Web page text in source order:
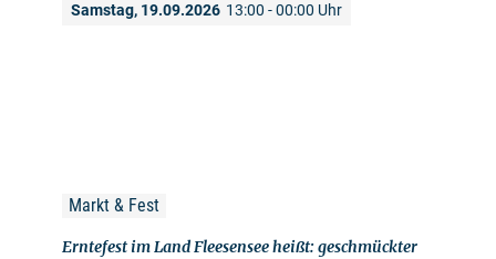
Samstag, 19.09.2026 13:00 - 00:00 Uhr
Markt & Fest
Erntefest im Land Fleesensee heißt: geschmückter